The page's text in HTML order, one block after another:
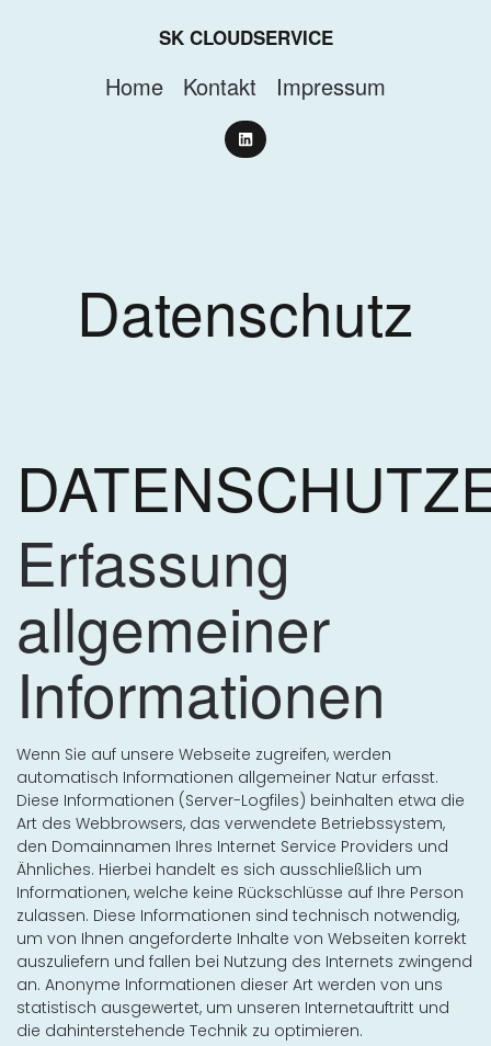
SK CLOUDSERVICE
Home Kontakt Impressum
Datenschutz
Erfassung
allgemeiner
Informationen
Wenn Sie auf unsere Webseite zugreifen, werden
automatisch Informationen allgemeiner Natur erfasst.
Diese Informationen (Server-Logfiles) beinhalten etwa die
Art des Webbrowsers, das verwendete Betriebssystem,
den Domainnamen Ihres Internet Service Providers und
Ähnliches. Hierbei handelt es sich ausschließlich um
Informationen, welche keine Rückschlüsse auf Ihre Person
zulassen. Diese Informationen sind technisch notwendig,
um von Ihnen angeforderte Inhalte von Webseiten korrekt
auszuliefern und fallen bei Nutzung des Internets zwingend
an. Anonyme Informationen dieser Art werden von uns
statistisch ausgewertet, um unseren Internetauftritt und
die dahinterstehende Technik zu optimieren.